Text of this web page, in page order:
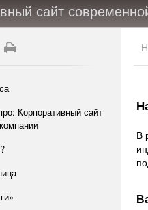
сайт
Корпоративный сайт
В